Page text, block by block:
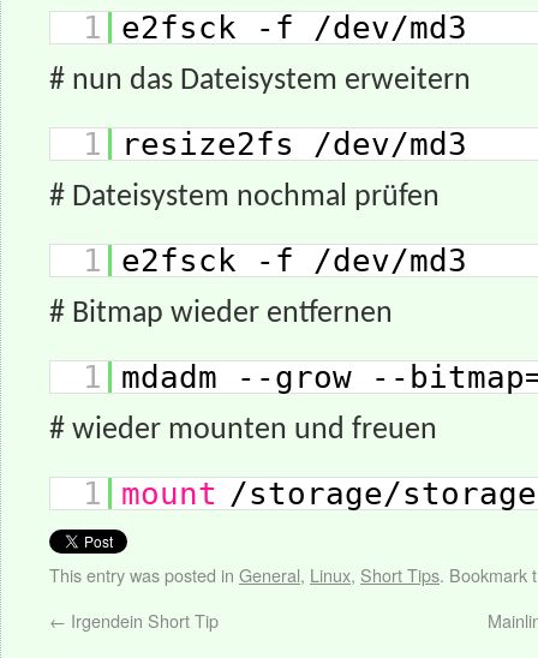
1 e2fsck -f /dev/md3
# nun das Dateisystem erweitern
1 resize2fs /dev/md3
# Dateisystem nochmal prüfen
1 e2fsck -f /dev/md3
# Bitmap wieder entfernen
1 mdadm --grow --
# wieder mounten und freuen
1 mount /storage/
This entry was posted in General, Linux, Short Tips. Bookmark
← Irgendein Short Tip